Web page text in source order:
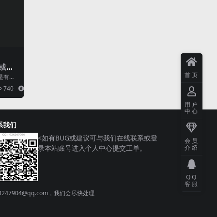
小
有自
发
...
740
我们
<如有BUG或建议可与我们在线联系或登
录本站账号进入个人中心提交工单。
，我们会尽快处理
首页
用户
中心
会员
介绍
QQ
客服